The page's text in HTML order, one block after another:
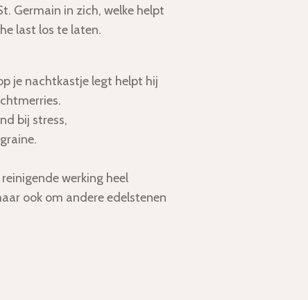
Germain in zich, welke helpt
last los te laten.
je nachtkastje legt helpt hij
bij stress,
werking heel
ook om andere edelstenen